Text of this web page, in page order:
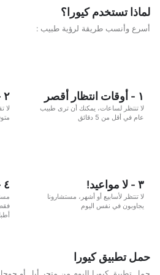
لماذا تستخدم كيورا؟
أسرع وأنسب طريقة لرؤية طبيب :
١ - أوقات انتظار أقصر
لا تنتظر لساعات، يمكنك أن ترى طبيب
عام في أقل من 5 دقائق
٢ - متوفر دائمًا
لا
٣ - لا مواعيد!
لا تنتظر لأسابيع أو أشهر، مستشارونا
يجاوبون في نفس اليوم
٤ - أنت أكثر سعادة!
حمل تطبيق كيورا